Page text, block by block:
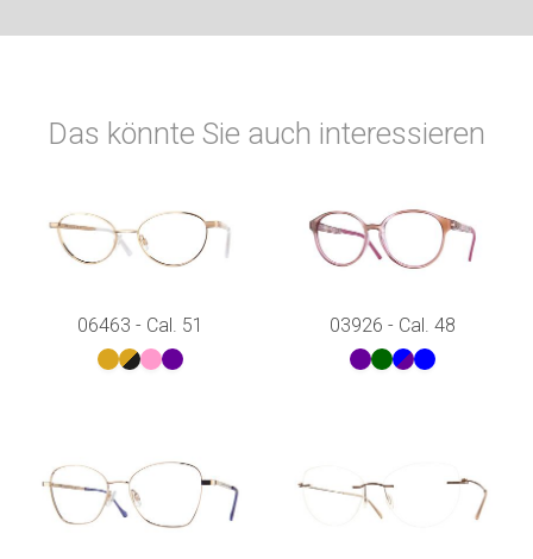
Das könnte Sie auch interessieren
06463 - Cal. 51 03926 - Cal. 48